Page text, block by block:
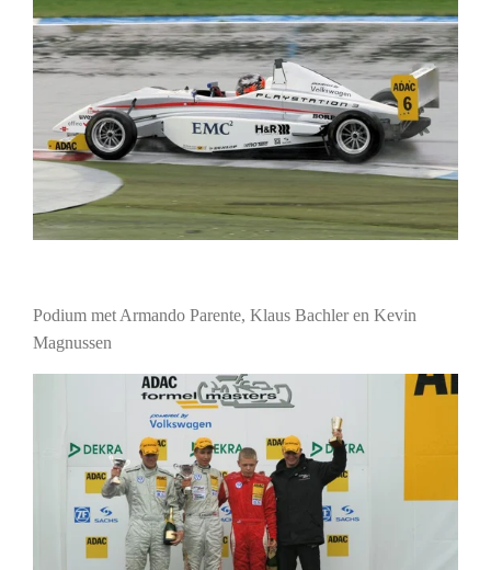
Podium met Armando Parente, Klaus Bachler en Kevin
Magnussen